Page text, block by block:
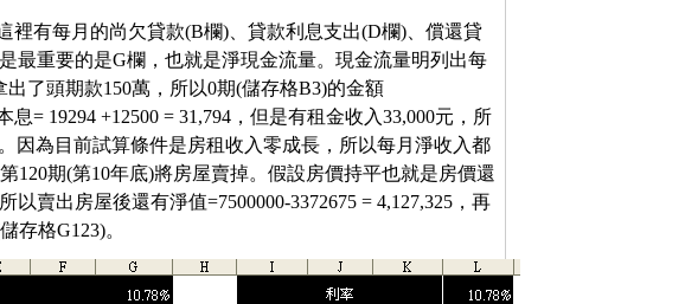
裡有每月的尚欠貸款(B欄)、貸款利息支出(D欄)、償還貸
最重要的是G欄，也就是淨現金流量。現金流量明列出每
了頭期款150萬，所以0期(儲存格B3)的金額
= 19294 +12500 = 31,794，但是有租金收入33,000元，所
因為目前試算條件是房租收入零成長，所以每月淨收入都
120期(第10年底)將房屋賣掉。假設房價持平也就是房價還
以賣出房屋後還有淨值=7500000-3372675 = 4,127,325，再
存格G123)。